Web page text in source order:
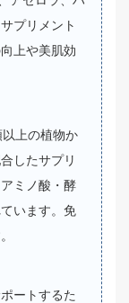
プリメント
上や美肌効
上の植物か
したサプリ
ミノ酸・酵
います。免
ートするた